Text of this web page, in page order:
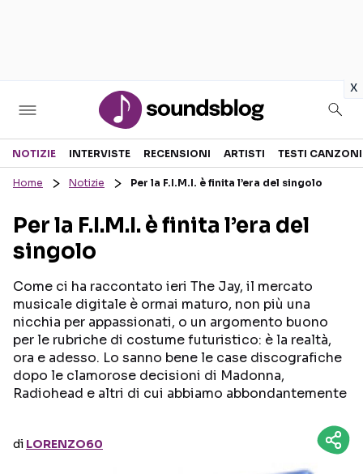
x
Sezioni
RECENSIONI MUSICALI
INTERVISTE
GOSSIP E CURIOSITÀ
TESTI CANZONI
TALENT SHOW
Seguici sui social
NOTIZIE INTERVISTE RECENSIONI ARTISTI TESTI CANZONI
Home Notizie Per la F.I.M.I. è finita l’era del singolo
Per la F.I.M.I. è finita l’era del
singolo
Come ci ha raccontato ieri The Jay, il mercato
musicale digitale è ormai maturo, non più una
nicchia per appassionati, o un argomento buono
per le rubriche di costume futuristico: è la realtà,
ora e adesso. Lo sanno bene le case discografiche
dopo le clamorose decisioni di Madonna,
Radiohead e altri di cui abbiamo abbondantemente
di LORENZO60